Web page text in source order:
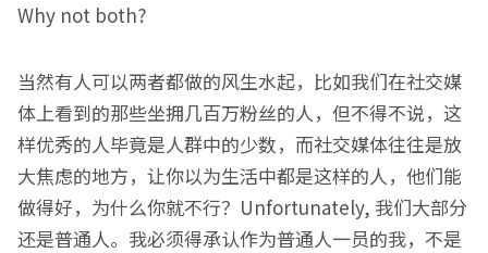
Why not both?
当然有人可以两者都做的风生水起，比如我们在社交媒
体上看到的那些坐拥几百万粉丝的人，但不得不说，这
样优秀的人毕竟是人群中的少数，而社交媒体往往是放
大焦虑的地方，让你以为生活中都是这样的人，他们能
做得好，为什么你就不行？Unfortunately, 我们大部分
还是普通人。我必须得承认作为普通人一员的我，不是